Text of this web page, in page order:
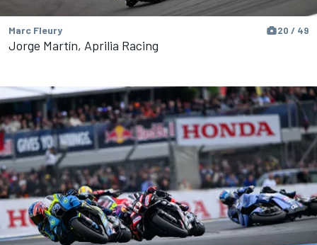
Marc Fleury 20 / 49
Jorge Martín, Aprilia Racing